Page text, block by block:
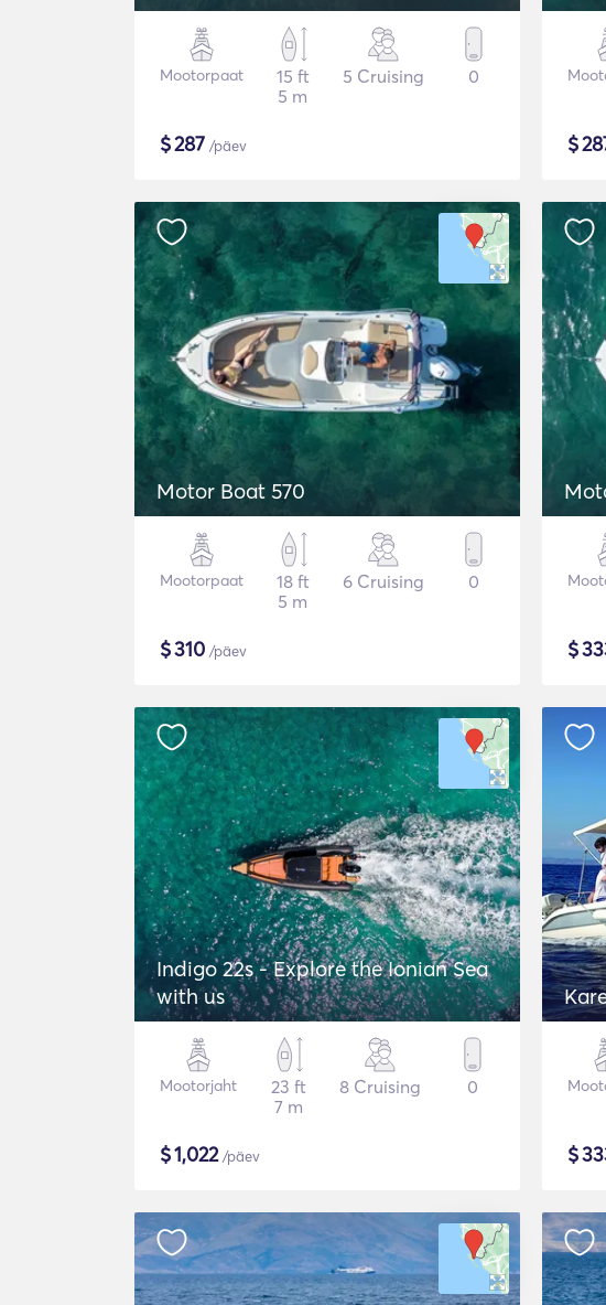
Mootorpaat
15 ft
5 m
5 Cruising 0
$287 /päev $
Motor Boat 570
Mootorpaat
18 ft
5 m
6 Cruising 0
$310 /päev $
Indigo 22s - Explore the Ionian Sea
with us
Mootorjaht
23 ft
7 m
8 Cruising 0
$1,022/päev $